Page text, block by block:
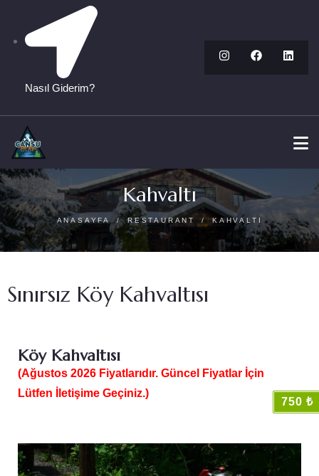
Nasıl Giderim?
Kahvaltı
ANASAYFA RESTAURANT KAHVALTI
Sınırsız Köy Kahvaltısı
Köy Kahvaltısı
750 ₺
(Ağustos 2026 Fiyatlarıdır. Güncel Fiyatlar İçin
Lütfen İletişime Geçiniz.)